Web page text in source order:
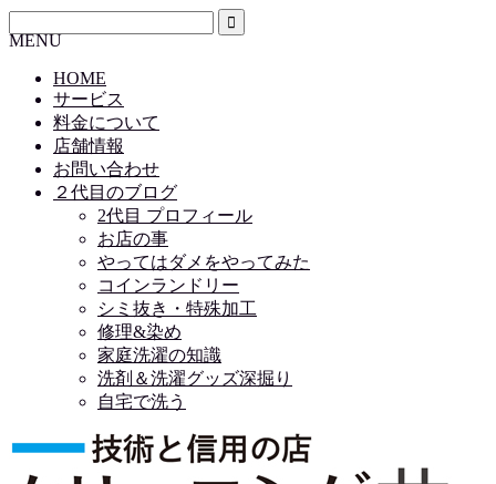
MENU
HOME
サービス
料金について
店舗情報
お問い合わせ
２代目のブログ
2代目 プロフィール
お店の事
やってはダメをやってみた
コインランドリー
シミ抜き・特殊加工
修理&染め
家庭洗濯の知識
洗剤＆洗濯グッズ深掘り
自宅で洗う
HOME
サービス